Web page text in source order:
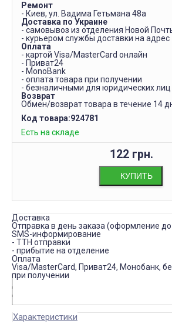
Ремонт
- Киев, ул. Вадима Гетьмана 48а
Доставка по Украине
- самовывоз из отделения Новой
- курьером службы доставки на адрес
Оплата
- картой Visa/MasterCard онлайн
- Приват24
- MonoBank
- оплата товара при получении
- безналичными для юридических лиц
Возврат
Обмен/возврат товара в течение 14
Код товара:924781
Есть на складе
122 грн.
КУПИТЬ
Доставка
Отправка в день заказа (оформление
SMS-информирование
- ТТН отправки
- прибытие на отделение
Оплата
Visa/MasterCard, Приват24, Монобанк,
при получении
Характеристики